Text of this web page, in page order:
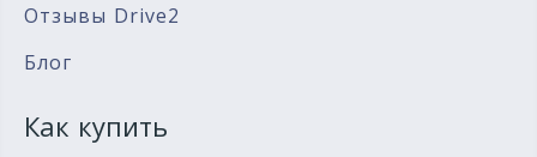
Отзывы Drive2
Блог
Как купить